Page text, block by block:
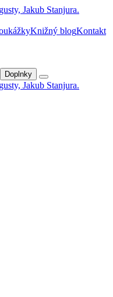
Knižný blogKontakt
Doplnky